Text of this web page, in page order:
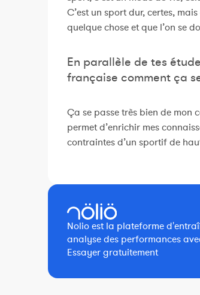
C’est un sport dur, certes,
quelque chose et que l’on se
En parallèle de tes
française comment ça
Ça se passe très bien de mon
permet d’enrichir mes
contraintes d’un sportif de
Nolio est la plateforme
analyse des performances
Essayer gratuitement